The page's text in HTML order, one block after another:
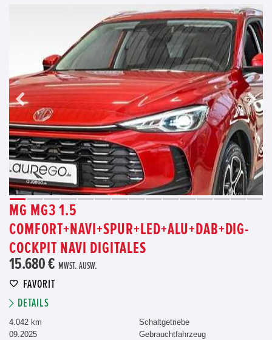
MG MG3 1.5
COMFORT+NAVI+SPUR+LED+ALU+DAB+DIG-
COCKPIT NAVI DIGITALES
15.680 € MWST. AUSW.
FAVORIT
DETAILS
4.042 km
09.2025
Schaltgetriebe
Gebrauchtfahrzeug